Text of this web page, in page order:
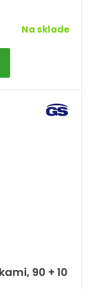
Na sklade
90 + 10